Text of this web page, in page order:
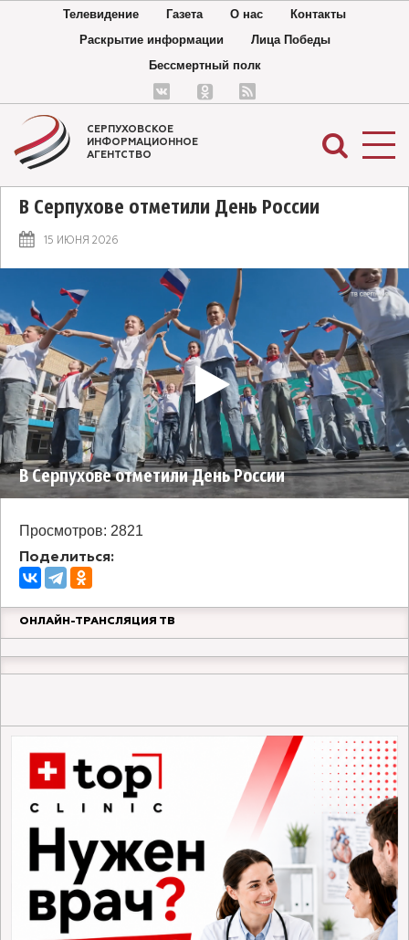
Телевидение Газета О нас
Контакты
Раскрытие информации
Лица Победы
Бессмертный полк
СЕРПУХОВСКОЕ
ИНФОРМАЦИОННОЕ
АГЕНТСТВО
В Серпухове отметили День России
15 ИЮНЯ 2026
В Серпухове отметили День России
Просмотров: 2821
Поделиться:
ОНЛАЙН-ТРАНСЛЯЦИЯ ТВ